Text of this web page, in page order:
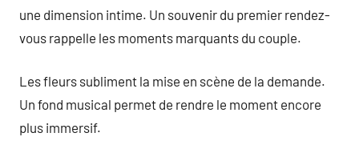
une dimension intime. Un souvenir du premier rendez-
vous rappelle les moments marquants du couple.
Les fleurs subliment la mise en scène de la demande.
Un fond musical permet de rendre le moment encore
plus immersif.